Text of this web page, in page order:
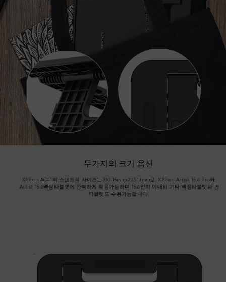
두가지의 크기 옵션
XPPen AC41의 스탠드의 사이즈는330.15mmx223.17mm로, XPPen Artist 15.6 Pro와
Artist 15.6액정타블렛에 완벽하게 적용가능하며 15.6인치 이내의 기타 액정타블렛과 판
타블렛도 수용가능합니다.